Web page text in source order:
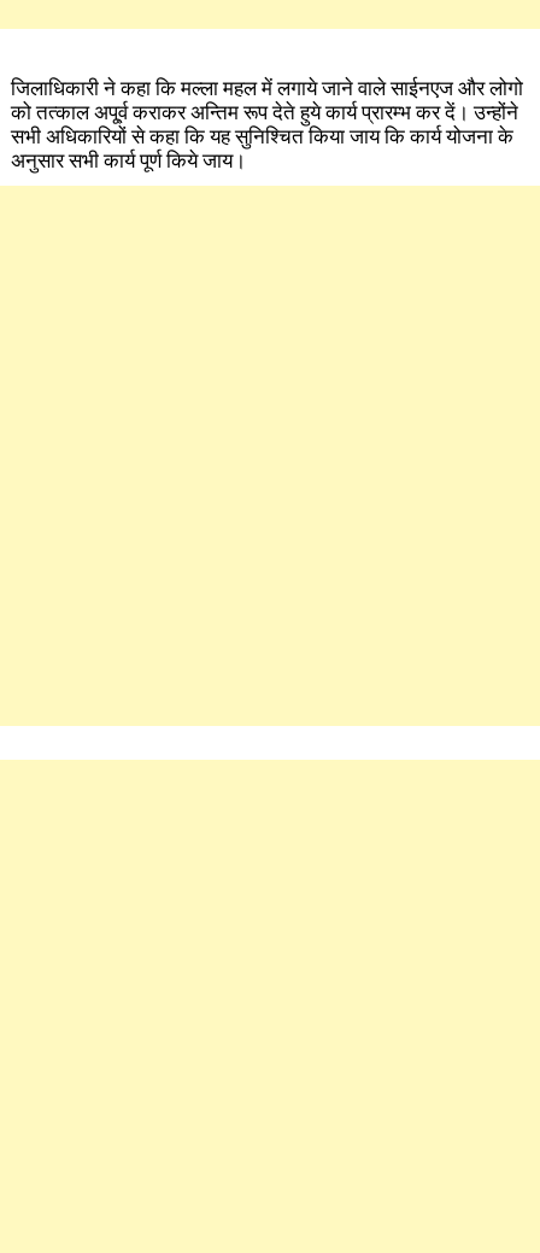
जिलाधिकारी ने कहा कि मल्ला महल में लगाये जाने वाले साईनएज और लोगो
को तत्काल अपू्र्व कराकर अन्तिम रूप देते हुये कार्य प्रारम्भ कर दें। उन्होंने
सभी अधिकारियों से कहा कि यह सुनिश्चित किया जाय कि कार्य योजना के
अनुसार सभी कार्य पूर्ण किये जाय।